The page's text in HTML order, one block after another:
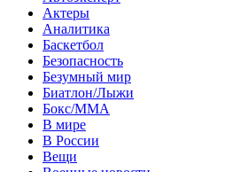
Актеры
Аналитика
Баскетбол
Безопасность
Безумный мир
Биатлон/Лыжи
Бокс/MMA
В мире
В России
Вещи